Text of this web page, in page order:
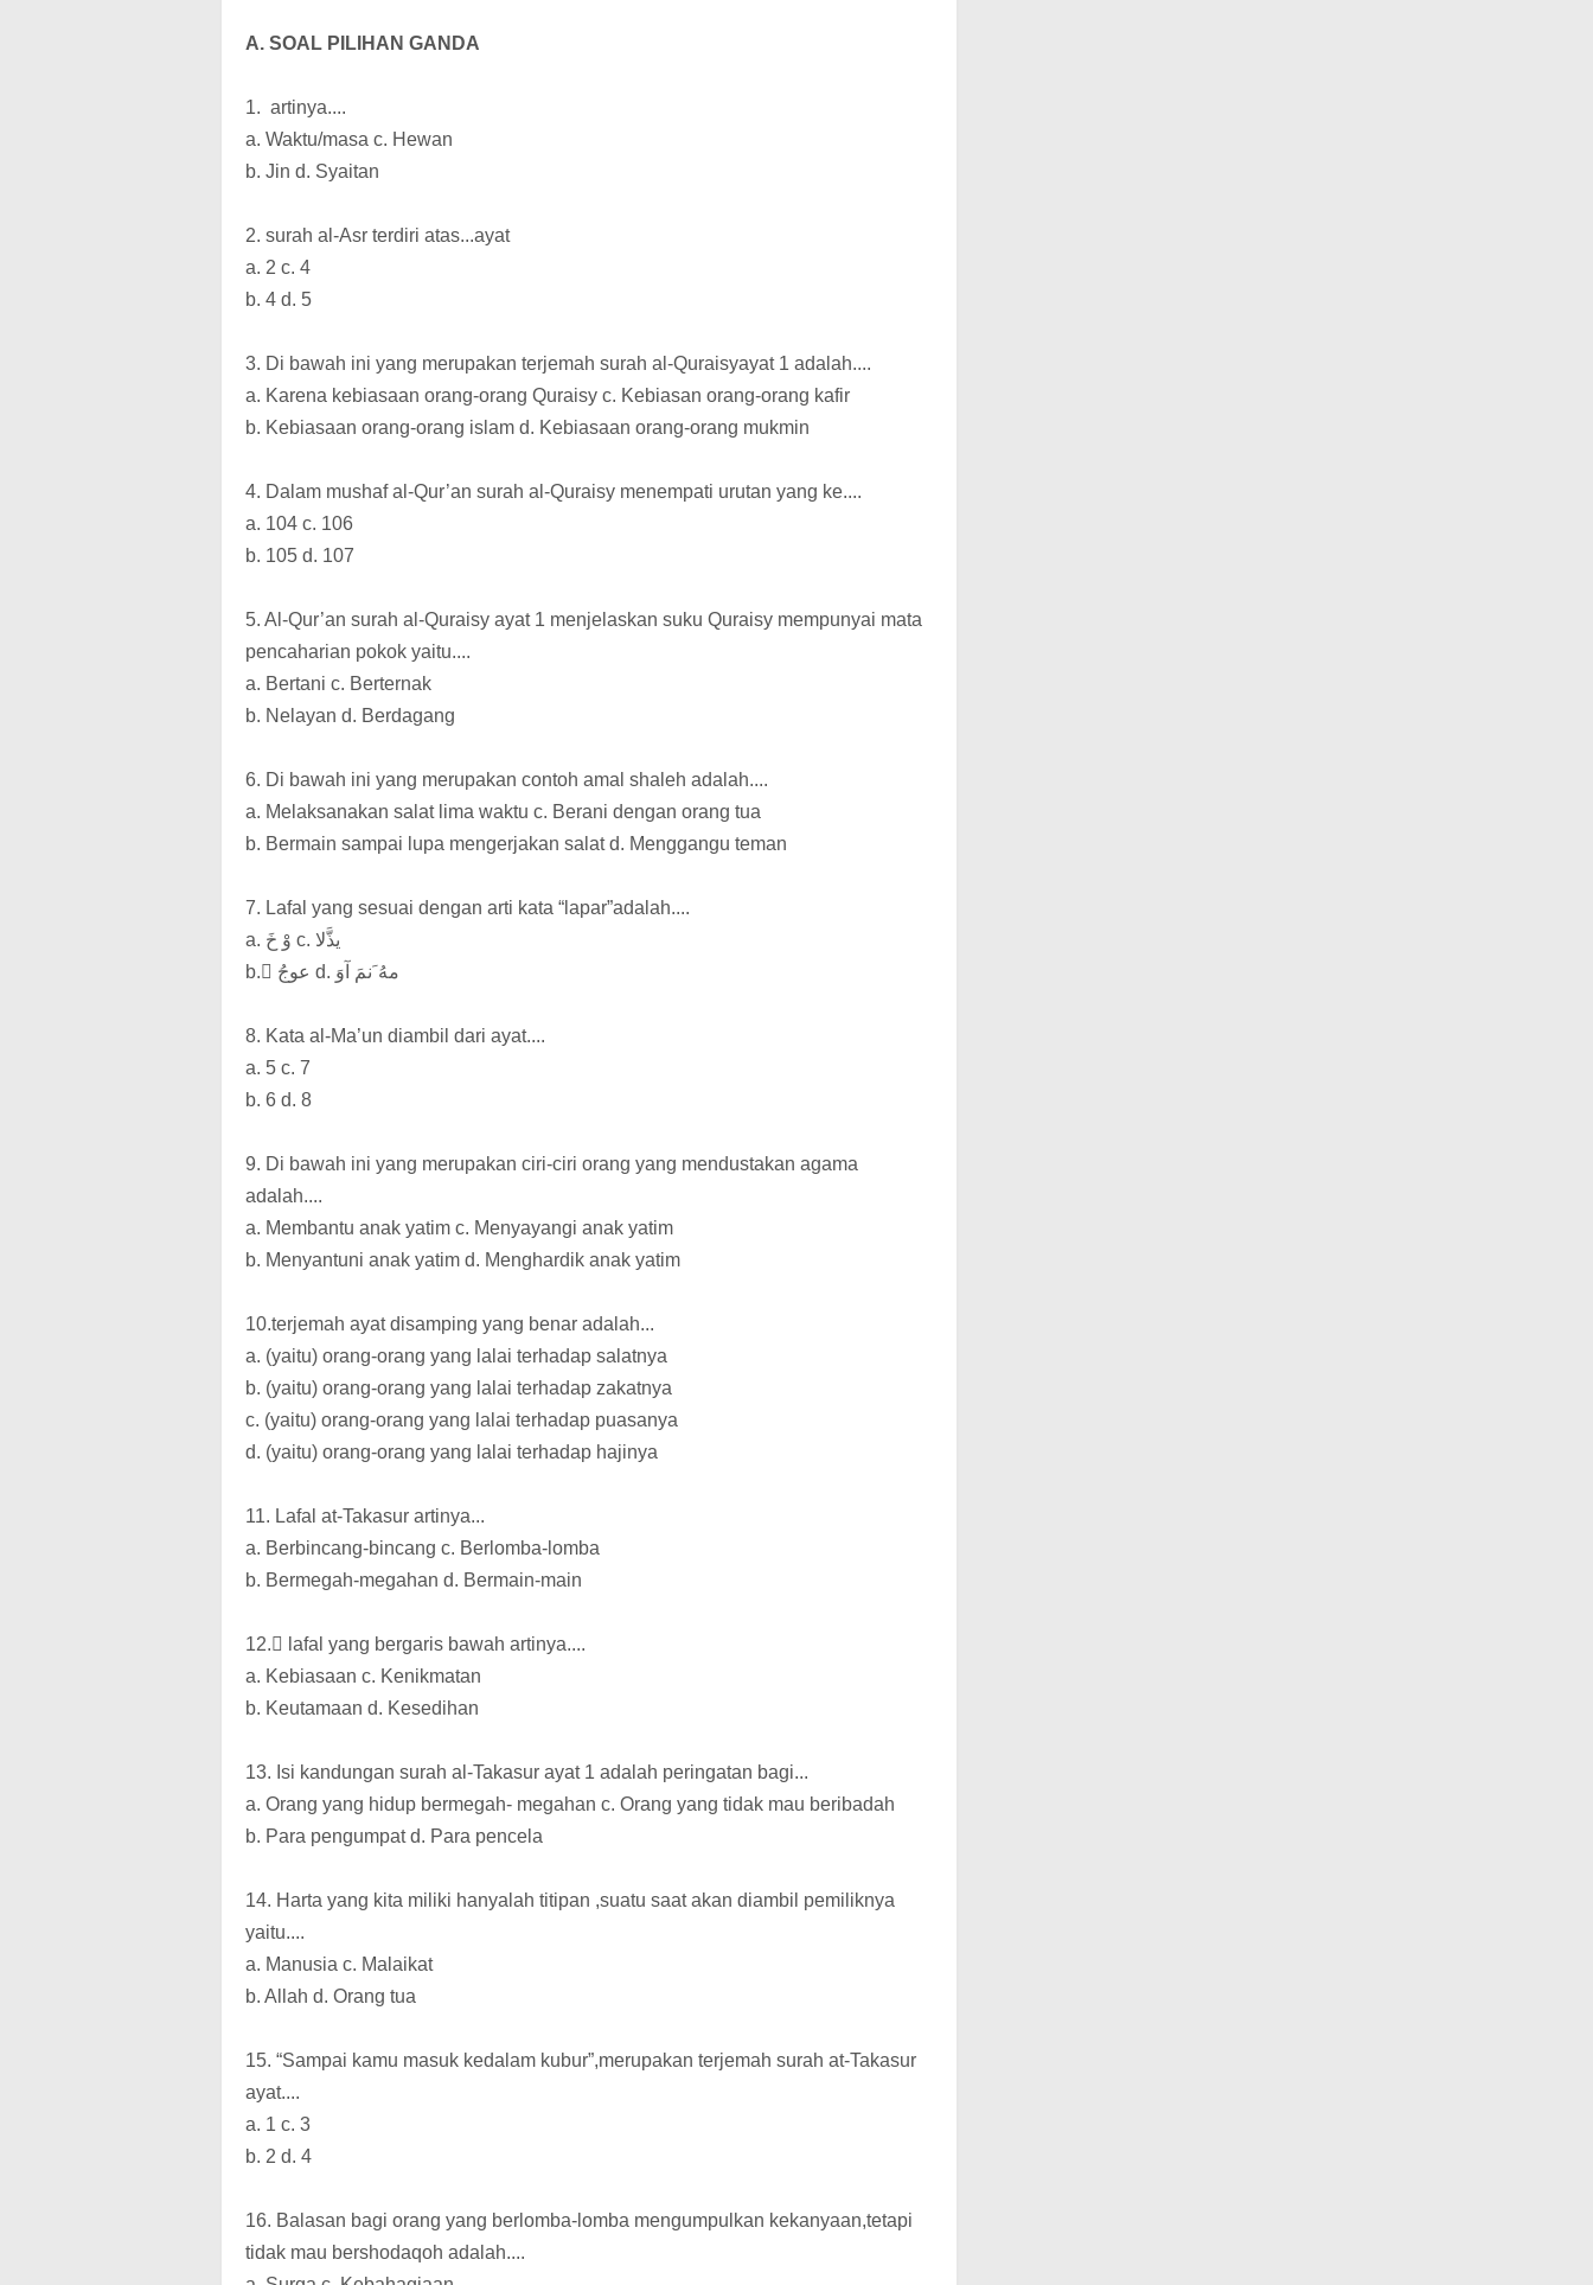
A. SOAL PILIHAN GANDA
1. artinya....
a. Waktu/masa c. Hewan
b. Jin d. Syaitan
2. surah al-Asr terdiri atas...ayat
a. 2 c. 4
b. 4 d. 5
3. Di bawah ini yang merupakan terjemah surah al-Quraisyayat 1 adalah....
a. Karena kebiasaan orang-orang Quraisy c. Kebiasan orang-orang kafir
b. Kebiasaan orang-orang islam d. Kebiasaan orang-orang mukmin
4. Dalam mushaf al-Qur’an surah al-Quraisy menempati urutan yang ke....
a. 104 c. 106
b. 105 d. 107
5. Al-Qur’an surah al-Quraisy ayat 1 menjelaskan suku Quraisy mempunyai mata
pencaharian pokok yaitu....
a. Bertani c. Berternak
b. Nelayan d. Berdagang
6. Di bawah ini yang merupakan contoh amal shaleh adalah....
a. Melaksanakan salat lima waktu c. Berani dengan orang tua
b. Bermain sampai lupa mengerjakan salat d. Menggangu teman
7. Lafal yang sesuai dengan arti kata “lapar”adalah....
a. وْ خَ c. يذَّلا
d. مهُ َنمَ آوَ
8. Kata al-Ma’un diambil dari ayat....
a. 5 c. 7
b. 6 d. 8
9. Di bawah ini yang merupakan ciri-ciri orang yang mendustakan agama
adalah....
a. Membantu anak yatim c. Menyayangi anak yatim
b. Menyantuni anak yatim d. Menghardik anak yatim
10.terjemah ayat disamping yang benar adalah...
a. (yaitu) orang-orang yang lalai terhadap salatnya
b. (yaitu) orang-orang yang lalai terhadap zakatnya
c. (yaitu) orang-orang yang lalai terhadap puasanya
d. (yaitu) orang-orang yang lalai terhadap hajinya
11. Lafal at-Takasur artinya...
a. Berbincang-bincang c. Berlomba-lomba
b. Bermegah-megahan d. Bermain-main
12. ِlafal yang bergaris bawah artinya....
a. Kebiasaan c. Kenikmatan
b. Keutamaan d. Kesedihan
13. Isi kandungan surah al-Takasur ayat 1 adalah peringatan bagi...
a. Orang yang hidup bermegah- megahan c. Orang yang tidak mau beribadah
b. Para pengumpat d. Para pencela
14. Harta yang kita miliki hanyalah titipan ,suatu saat akan diambil pemiliknya
yaitu....
a. Manusia c. Malaikat
b. Allah d. Orang tua
15. “Sampai kamu masuk kedalam kubur”,merupakan terjemah surah at-Takasur
ayat....
a. 1 c. 3
b. 2 d. 4
16. Balasan bagi orang yang berlomba-lomba mengumpulkan kekanyaan,tetapi
tidak mau bershodaqoh adalah....